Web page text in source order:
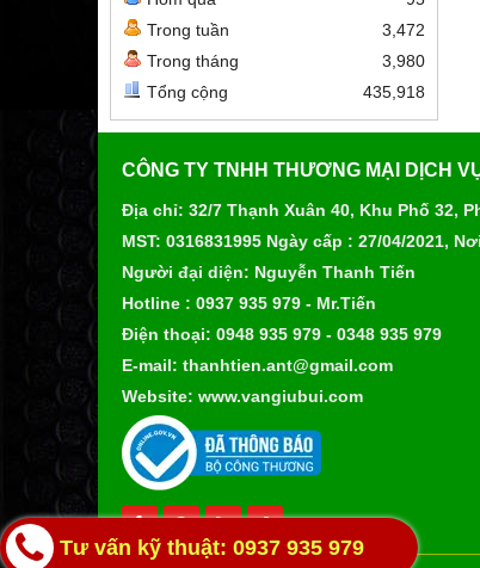
Trong tuần
3,472
Trong tháng
3,980
Tổng cộng
435,918
CÔNG TY TNHH THƯƠNG MẠI DỊCH
Địa chỉ: 32/7 Thạnh Xuân 40, Khu Phố 32,
MST: 0316831995 Ngày cấp : 27/04/2021,
Người đại diện: Nguyễn Thanh Tiến
Hotline : 0937 935 979 - Mr.Tiến
Điện thoại: 0948 935 979 - 0348 935 979
E-mail: thanhtien.ant@gmail.com
Website: www.vangiubui.com
Tư vấn kỹ thuật: 0937 935 979